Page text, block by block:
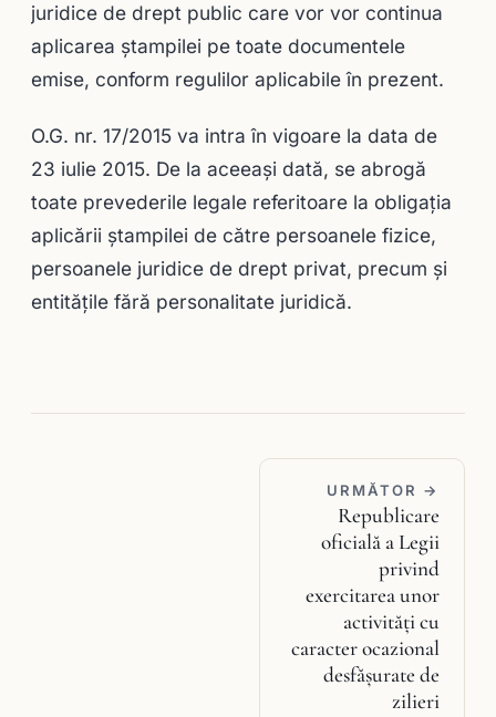
juridice de drept public care vor vor continua
aplicarea ştampilei pe toate documentele
emise, conform regulilor aplicabile în prezent.
O.G. nr. 17/2015 va intra în vigoare la data de
23 iulie 2015. De la aceeași dată, se abrogă
toate prevederile legale referitoare la obligaţia
aplicării ştampilei de către persoanele fizice,
persoanele juridice de drept privat, precum şi
entităţile fără personalitate juridică.
URMĂTOR →
Republicare
oficială a Legii
privind
exercitarea unor
activităţi cu
caracter ocazional
desfăşurate de
zilieri